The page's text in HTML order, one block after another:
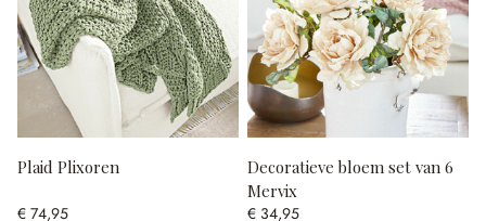
Plaid Plixoren
€ 74,95
Decoratieve bloem set van 6
Mervix
€ 34,95